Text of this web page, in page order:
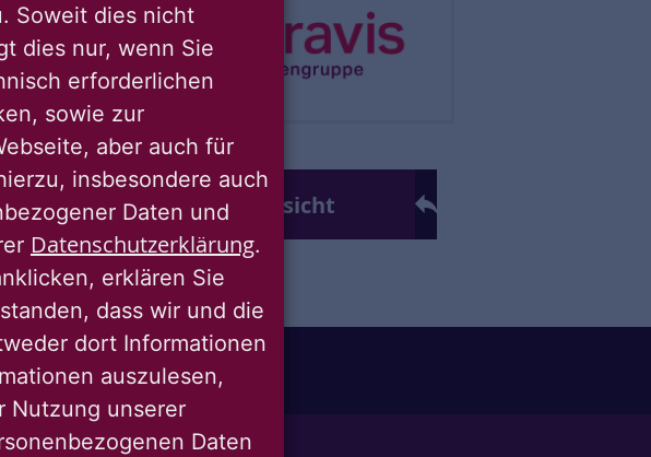
Zurück zur Übersicht
linkedin
Soweit dies nicht
dies nur, wenn Sie
erforderlichen
sowie zur
aber auch für
insbesondere auch
Daten und
Datenschutzerklärung.
erklären Sie
dass wir und die
dort Informationen
auszulesen,
Nutzung unserer
Daten